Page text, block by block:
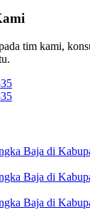
tim kami,
Baja di
Baja di
Baja di